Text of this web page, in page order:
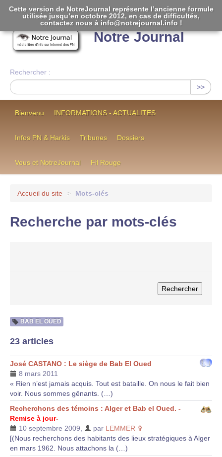
Notre Journal
Rechercher :
>>
Bienvenu INFORMATIONS - ACTUALITES
Infos PN & Harkis Tribunes Dossiers
Vous et NotreJournal Fil Rouge
Accueil du site > Mots-clés
Recherche par mots-clés
BAB EL OUED
23 articles
José CASTANO : Le siège de Bab El Oued
8 mars 2011
« Rien n’est jamais acquis. Tout est bataille. On nous le fait bien
voir. Nous sommes gênants. (…)
Recherchons des témoins : Alger et Bab el Oued. -
Remise à jour-
10 septembre 2009
par LEMMER ✞
[(Nous recherchons des habitants des lieux stratégiques à Alger
en mars 1962. Nous attachons la (…)
Cette version de NotreJournal représente l’ancienne formule
utilisée jusqu’en octobre 2012, en cas de difficultés,
contactez nous à info@notrejournal.info !